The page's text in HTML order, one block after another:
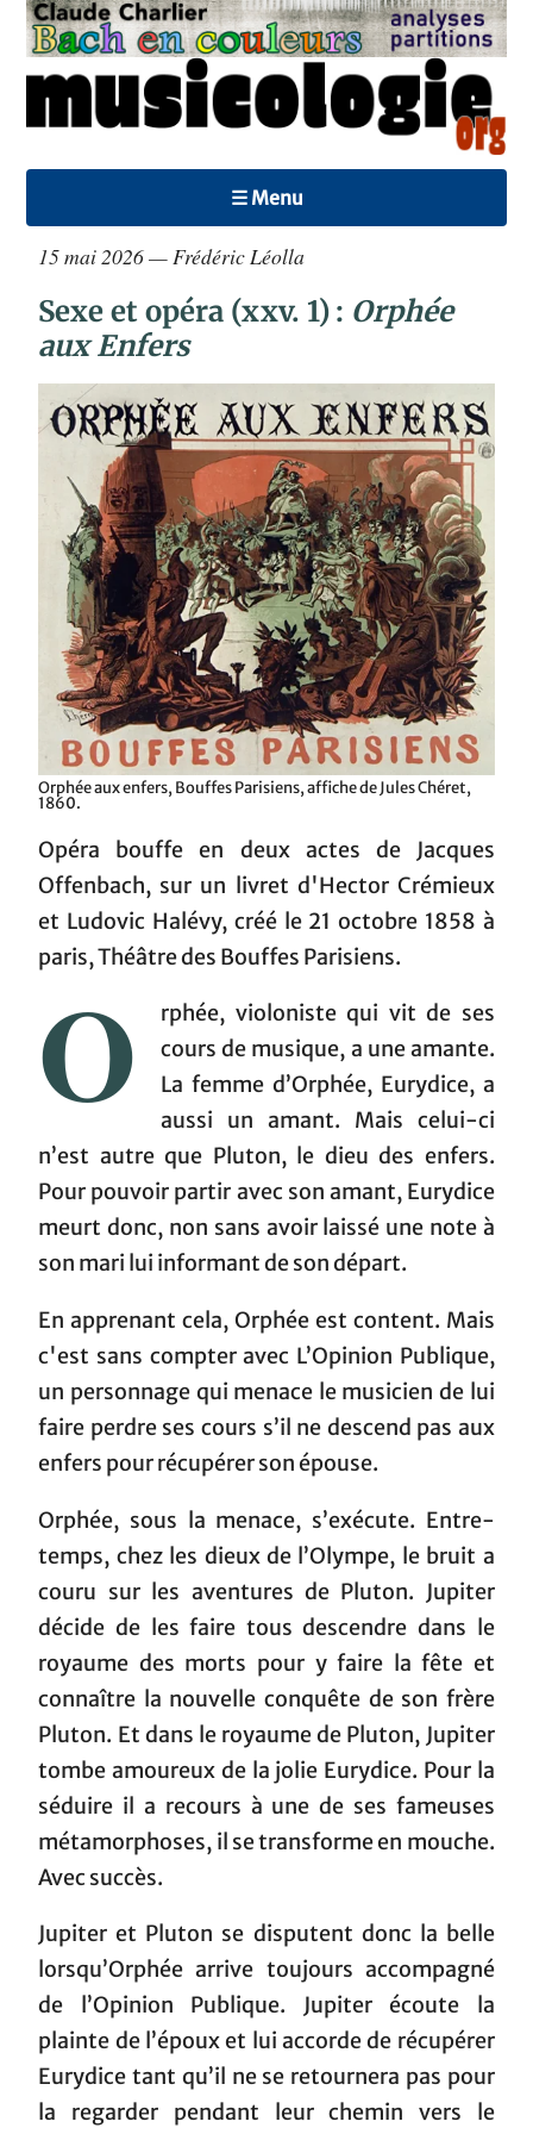
☰ Menu
15 mai 2026 — Frédéric Léolla
Sexe et opéra (xxv. 1) : Orphée
aux Enfers
Orphée aux enfers, Bouffes Parisiens, affiche de Jules Chéret,
1860.
Opéra bouffe en deux actes de Jacques
Offenbach, sur un livret d'Hector Crémieux
et Ludovic Halévy, créé le 21 octobre 1858 à
paris, Théâtre des Bouffes Parisiens.
O
rphée, violoniste qui vit de ses
cours de musique, a une amante.
La femme d’Orphée, Eurydice, a
aussi un amant. Mais celui-ci
n’est autre que Pluton, le dieu des enfers.
Pour pouvoir partir avec son amant, Eurydice
meurt donc, non sans avoir laissé une note à
son mari lui informant de son départ.
En apprenant cela, Orphée est content. Mais
c'est sans compter avec L’Opinion Publique,
un personnage qui menace le musicien de lui
faire perdre ses cours s’il ne descend pas aux
enfers pour récupérer son épouse.
Orphée, sous la menace, s’exécute. Entre-
temps, chez les dieux de l’Olympe, le bruit a
couru sur les aventures de Pluton. Jupiter
décide de les faire tous descendre dans le
royaume des morts pour y faire la fête et
connaître la nouvelle conquête de son frère
Pluton. Et dans le royaume de Pluton, Jupiter
tombe amoureux de la jolie Eurydice. Pour la
séduire il a recours à une de ses fameuses
métamorphoses, il se transforme en mouche.
Avec succès.
Jupiter et Pluton se disputent donc la belle
lorsqu’Orphée arrive toujours accompagné
de l’Opinion Publique. Jupiter écoute la
plainte de l’époux et lui accorde de récupérer
Eurydice tant qu’il ne se retournera pas pour
la regarder pendant leur chemin vers le